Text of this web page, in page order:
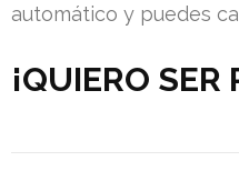
automático y puedes
¡QUIERO